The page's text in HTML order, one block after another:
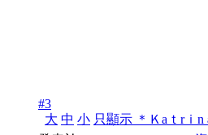
#3
大 中 小 只顯示 ＊Ｋaｔrｉ